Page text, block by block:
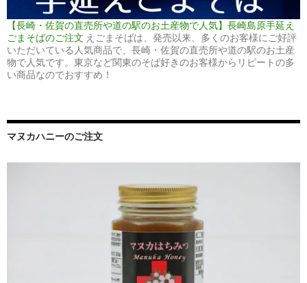
【長崎・佐賀の直売所や道の駅のお土産物で人気】長崎島原手延え
ごまそばのご注文 えごまそばは、発売以来、多くのお客様にご好評
いただいている人気商品で、長崎・佐賀の直売所や道の駅のお土産
物で人気です。東京など関東のそば好きのお客様からリピートの多
い商品なのでおすすめ！
マヌカハニーのご注文